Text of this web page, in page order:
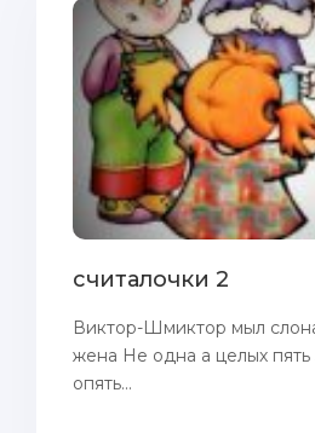
считалочки 2
Виктор-Шмиктор мыл
жена Не одна а целых пять
опять...